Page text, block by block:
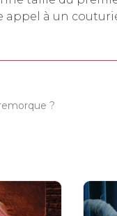
appel à un
?